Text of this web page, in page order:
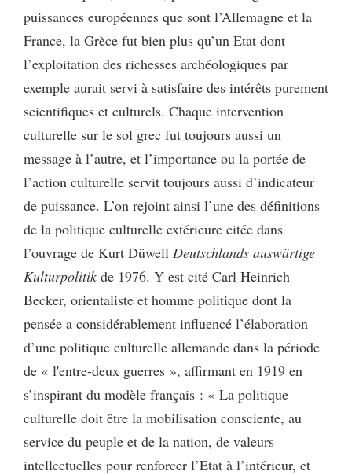
puissances européennes que sont l’Allemagne et la
France, la Grèce fut bien plus qu’un Etat dont
l’exploitation des richesses archéologiques par
exemple aurait servi à satisfaire des intérêts purement
scientifiques et culturels. Chaque intervention
culturelle sur le sol grec fut toujours aussi un
message à l’autre, et l’importance ou la portée de
l’action culturelle servit toujours aussi d’indicateur
de puissance. L’on rejoint ainsi l’une des définitions
de la politique culturelle extérieure citée dans
l’ouvrage de Kurt Düwell Deutschlands auswärtige
Kulturpolitik de 1976. Y est cité Carl Heinrich
Becker, orientaliste et homme politique dont la
pensée a considérablement influencé l’élaboration
d’une politique culturelle allemande dans la période
de « l'entre-deux guerres », affirmant en 1919 en
s’inspirant du modèle français : « La politique
culturelle doit être la mobilisation consciente, au
service du peuple et de la nation, de valeurs
intellectuelles pour renforcer l’Etat à l’intérieur, et